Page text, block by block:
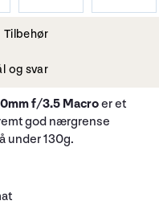
Tilbehør
og svar
f/3.5 Macroer et
god nærgrense
under 130g.